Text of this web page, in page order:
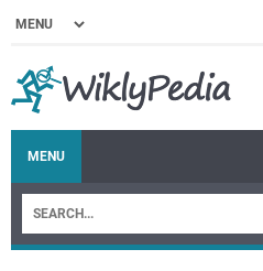
MENU